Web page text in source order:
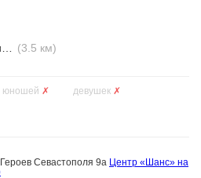
(3.5 км)
юношей ✗ девушек ✗
Севастополя 9а Центр «Шанс» на